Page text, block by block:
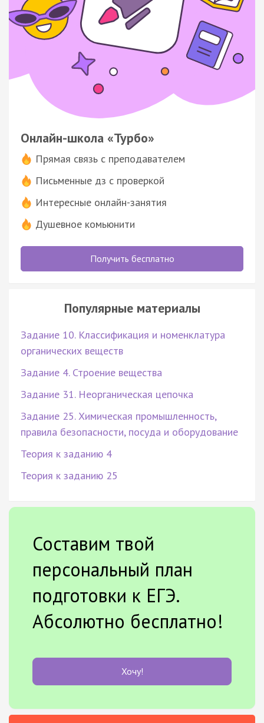
Онлайн-школа «Турбо»
Прямая связь с преподавателем
Письменные дз с проверкой
Интересные онлайн-занятия
Душевное комьюнити
Получить бесплатно
Популярные материалы
Задание 10. Классификация и номенклатура
органических веществ
Задание 4. Строение вещества
Задание 31. Неорганическая цепочка
Задание 25. Химическая промышленность,
правила безопасности, посуда и оборудование
Теория к заданию 4
Теория к заданию 25
Составим твой
персональный план
подготовки к ЕГЭ.
Абсолютно бесплатно!
Хочу!